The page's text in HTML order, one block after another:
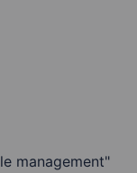
management"